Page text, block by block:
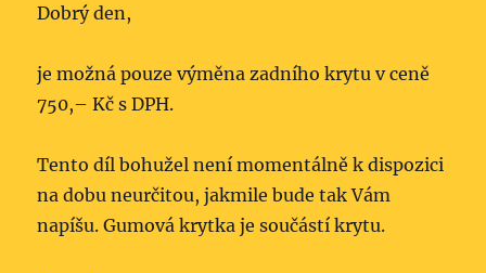
Dobrý den,
je možná pouze výměna zadního krytu v ceně
750,– Kč s DPH.
Tento díl bohužel není momentálně k dispozici
na dobu neurčitou, jakmile bude tak Vám
napíšu. Gumová krytka je součástí krytu.